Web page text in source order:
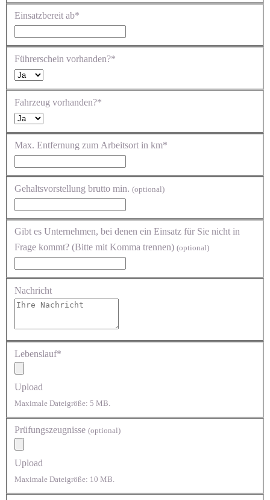
Einsatzbereit ab*
Führerschein vorhanden?*
Fahrzeug vorhanden?*
Max. Entfernung zum Arbeitsort in km*
Gehaltsvorstellung brutto min. (optional)
Gibt es Unternehmen, bei denen ein Einsatz für Sie nicht in
Frage kommt? (Bitte mit Komma trennen) (optional)
Nachricht
Lebenslauf*
Upload
Maximale Dateigröße: 5 MB.
Prüfungszeugnisse (optional)
Upload
Maximale Dateigröße: 10 MB.